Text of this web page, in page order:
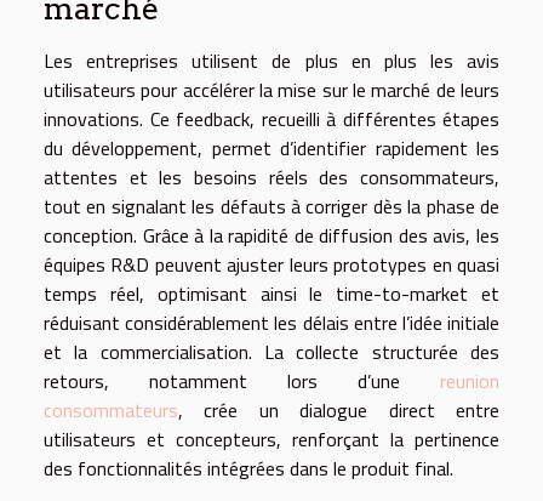
marché
Les entreprises utilisent de plus en plus les avis
utilisateurs pour accélérer la mise sur le marché de leurs
innovations. Ce feedback, recueilli à différentes étapes
du développement, permet d’identifier rapidement les
attentes et les besoins réels des consommateurs,
tout en signalant les défauts à corriger dès la phase de
conception. Grâce à la rapidité de diffusion des avis, les
équipes R&D peuvent ajuster leurs prototypes en quasi
temps réel, optimisant ainsi le time-to-market et
réduisant considérablement les délais entre l’idée initiale
et la commercialisation. La collecte structurée des
retours, notamment lors d’une reunion
consommateurs, crée un dialogue direct entre
utilisateurs et concepteurs, renforçant la pertinence
des fonctionnalités intégrées dans le produit final.